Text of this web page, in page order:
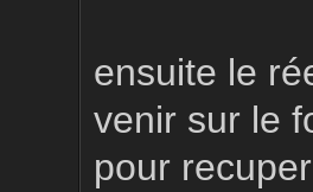
ensuite le
venir sur le
pour